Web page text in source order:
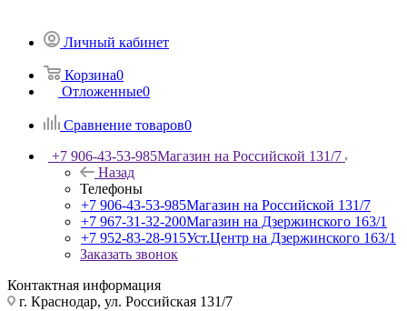
Личный кабинет
Корзина0
Отложенные0
Сравнение товаров0
+7 906-43-53-985Магазин на Российской 131/7
Назад
Телефоны
+7 906-43-53-985Магазин на Российской 131/7
+7 967-31-32-200Магазин на Дзержинского 163/1
+7 952-83-28-915Уст.Центр на Дзержинского 163/1
Заказать звонок
Контактная информация
г. Краснодар, ул. Российская 131/7